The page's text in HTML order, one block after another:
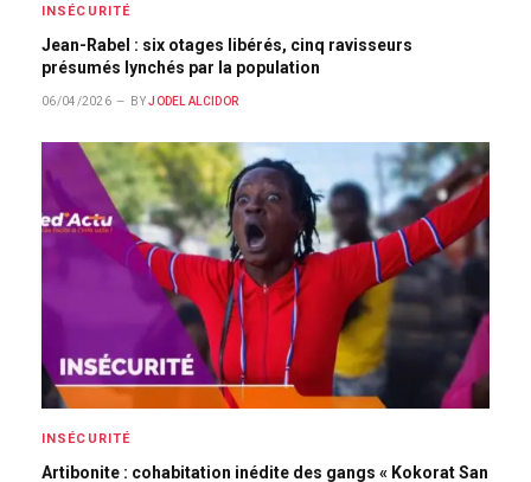
INSÉCURITÉ
Jean-Rabel : six otages libérés, cinq ravisseurs
présumés lynchés par la population
06/04/2026 BY JODEL ALCIDOR
INSÉCURITÉ
Artibonite : cohabitation inédite des gangs « Kokorat San